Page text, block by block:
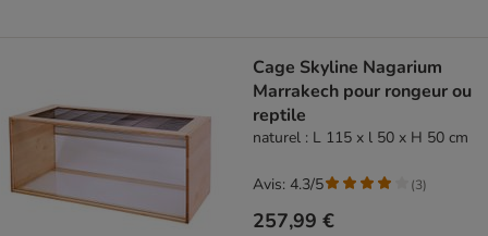
Cage Skyline Nagarium
Marrakech pour rongeur ou
reptile
naturel : L 115 x l 50 x H 50 cm
257,99 €
Avis: 4.3/5 (3)